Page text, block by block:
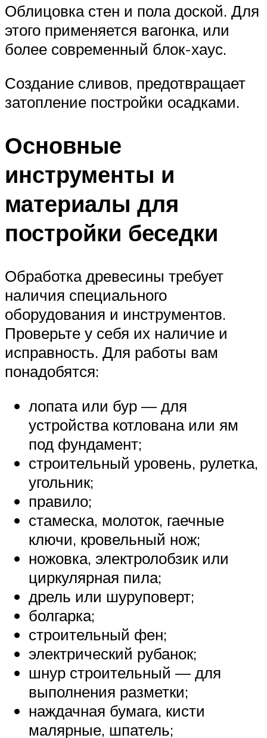
Облицовка стен и пола доской. Для
этого применяется вагонка, или
более современный блок-хаус.
Создание сливов, предотвращает
затопление постройки осадками.
Основные
инструменты и
материалы для
постройки беседки
Обработка древесины требует
наличия специального
оборудования и инструментов.
Проверьте у себя их наличие и
исправность. Для работы вам
понадобятся:
лопата или бур — для
устройства котлована или ям
под фундамент;
строительный уровень, рулетка,
угольник;
правило;
стамеска, молоток, гаечные
ключи, кровельный нож;
ножовка, электролобзик или
циркулярная пила;
дрель или шуруповерт;
болгарка;
строительный фен;
электрический рубанок;
шнур строительный — для
выполнения разметки;
наждачная бумага, кисти
малярные, шпатель;